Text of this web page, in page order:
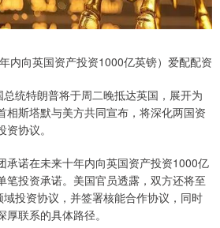
内向英国资产投资1000亿英镑）爱配配资
统特朗普将于周二晚抵达英国，展开为
相斯塔默与美方共同宣布，将深化两国资
协议。
承诺在未来十年内向英国资产投资1000亿
笔投资承诺。美国官员透露，双方还将至
投资协议，并签署核能合作协议，同时
联系的具体路径。